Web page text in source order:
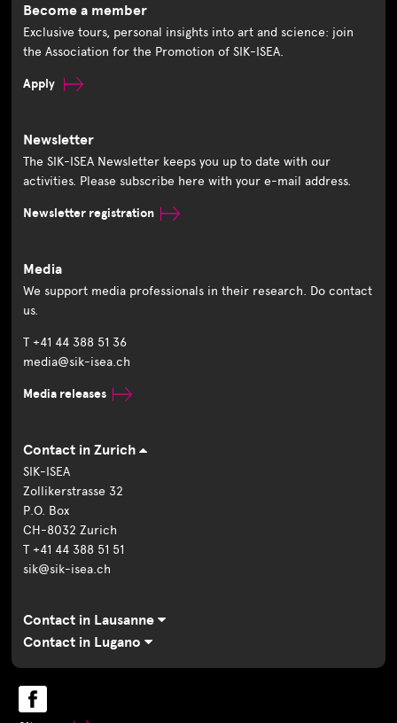
Become a member
Exclusive tours, personal insights into art and science: join
the Association for the Promotion of SIK-ISEA.
Apply
Newsletter
The SIK-ISEA Newsletter keeps you up to date with our
activities. Please subscribe here with your e-mail address.
Newsletter registration
Media
We support media professionals in their research. Do contact
us.
T +41 44 388 51 36
media@sik-isea.ch
Media releases
Contact in Zurich
SIK-ISEA
Zollikerstrasse 32
P.O. Box
CH-8032 Zurich
T +41 44 388 51 51
sik@sik-isea.ch
Contact in Lausanne
Contact in Lugano